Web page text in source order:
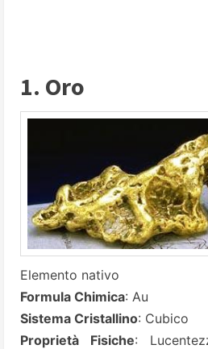
1. Oro
Elemento nativo
Formula Chimica: Au
Sistema Cristallino: Cubico
Proprietà Fisiche: